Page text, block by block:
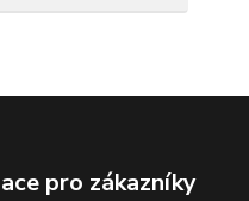
pro zákazníky